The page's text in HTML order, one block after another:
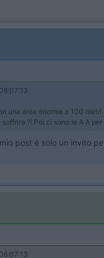
06:07:13
una area enorme.a 100
?! Poi ci sono le A A per
post è solo un invito
06:07:13